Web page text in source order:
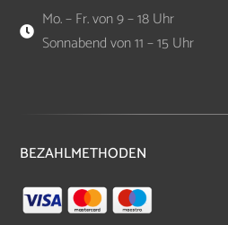

Mo. – Fr. von 9 – 18 Uhr
Sonnabend von 11 – 15 Uhr
BEZAHLMETHODEN